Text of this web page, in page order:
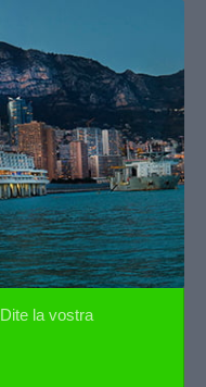
Dite la vostra